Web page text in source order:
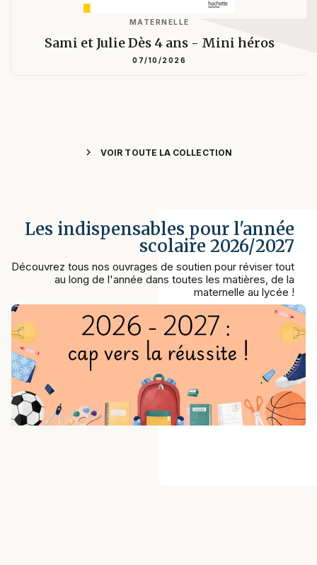
MATERNELLE
Sami et Julie Dès 4 ans - Mini héros
07/10/2026
chevron_right VOIR TOUTE LA COLLECTION
Les indispensables pour l'année
scolaire 2026/2027
Découvrez tous nos ouvrages de soutien pour réviser tout
au long de l'année dans toutes les matières, de la
maternelle au lycée !